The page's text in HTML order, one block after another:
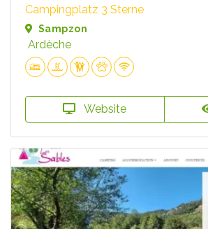
Campingplatz 3 Sterne
Sampzon
Ardèche
Website